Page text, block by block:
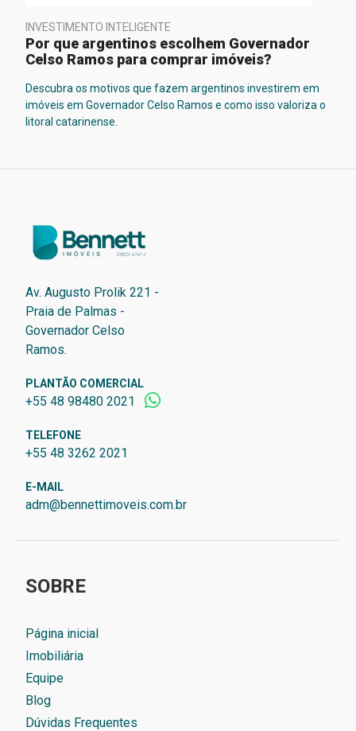
INVESTIMENTO INTELIGENTE
Por que argentinos escolhem Governador
Celso Ramos para comprar imóveis?
Descubra os motivos que fazem argentinos investirem em
imóveis em Governador Celso Ramos e como isso valoriza o
litoral catarinense.
Av. Augusto Prolik 221 -
Praia de Palmas -
Governador Celso
Ramos.
PLANTÃO COMERCIAL
+55 48 98480 2021
TELEFONE
+55 48 3262 2021
E-MAIL
adm@bennettimoveis.com.br
SOBRE
Página inicial
Imobiliária
Equipe
Blog
Dúvidas Frequentes